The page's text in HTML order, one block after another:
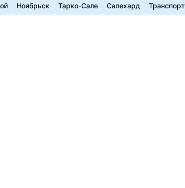
Ноябрьск Тарко-Сале Салехард Транспорт